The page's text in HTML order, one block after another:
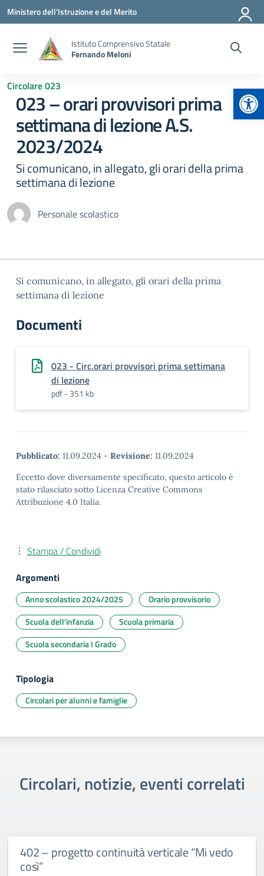
Vai ai contenuti
Vai al menu di navigazione
Vai al footer
Ministero dell'Istruzione e del Merito
Istituto Comprensivo Statale
Fernando Meloni
Circolare 023
023 – orari provvisori prima
settimana di lezione A.S.
2023/2024
Si comunicano, in allegato, gli orari della prima
settimana di lezione
Personale scolastico
Si comunicano, in allegato, gli orari della prima
settimana di lezione
Documenti
023 - Circ.orari provvisori prima settimana
di lezione
pdf - 351 kb
Pubblicato: 11.09.2024 - Revisione: 11.09.2024
Eccetto dove diversamente specificato, questo articolo è
stato rilasciato sotto Licenza Creative Commons
Attribuzione 4.0 Italia.
Stampa / Condividi
Argomenti
Anno scolastico 2024/2025
Orario provvisorio
Scuola dell'infanzia
Scuola primaria
Scuola secondaria I Grado
Tipologia
Circolari per alunni e famiglie
Circolari, notizie, eventi correlati
402 – progetto continuità verticale “Mi vedo
così”